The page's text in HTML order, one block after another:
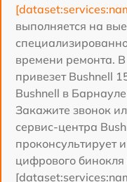
выполняется на
времени ремонта.
привезет Bushnell
Bushnell в
Закажите звонок
сервис-центра
проконсультирует
цифрового